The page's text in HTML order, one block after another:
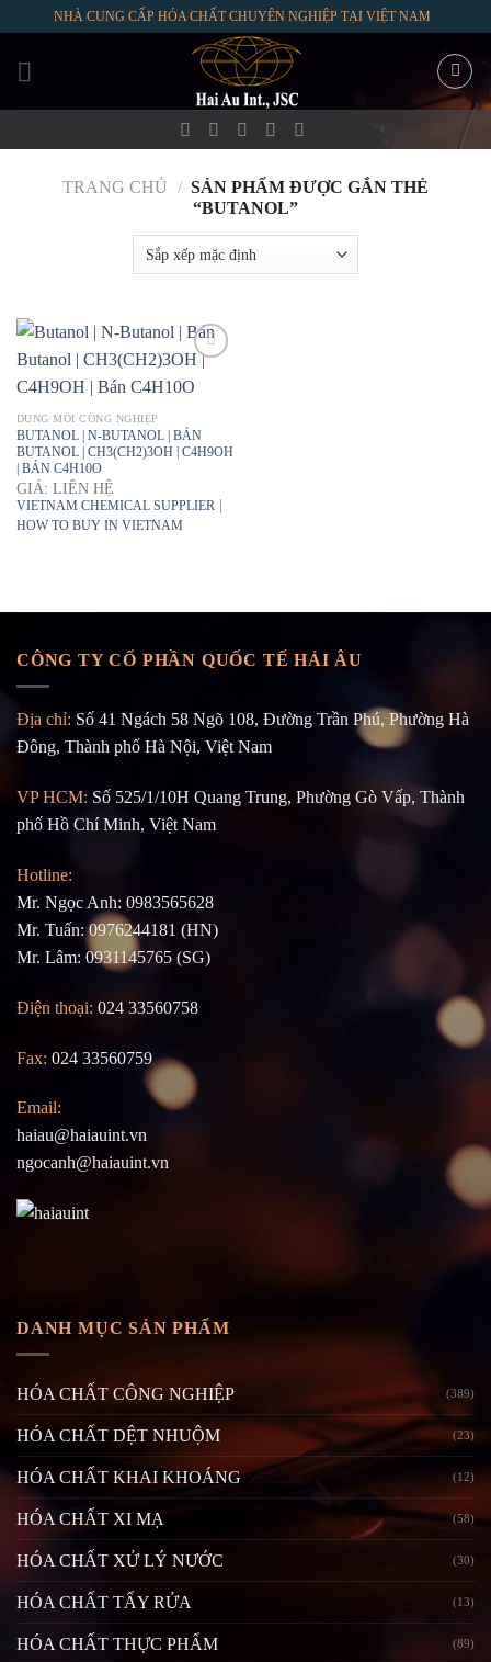
content
NHÀ CUNG CẤP HÓA CHẤT CHUYÊN NGHIỆP TẠI VIỆT NAM
TRANG CHỦ / SẢN PHẨM ĐƯỢC GẮN THẺ
“BUTANOL”
DUNG MÔI CÔNG NGHIỆP
BUTANOL | N-BUTANOL | BÁN
BUTANOL | CH3(CH2)3OH | C4H9OH
| BÁN C4H10O
GIÁ: LIÊN HỆ
VIETNAM CHEMICAL SUPPLIER|
HOW TO BUY IN VIETNAM
CÔNG TY CỔ PHẦN QUỐC TẾ HẢI ÂU
Địa chỉ: Số 41 Ngách 58 Ngõ 108, Đường Trần Phú, Phường Hà
Đông, Thành phố Hà Nội, Việt Nam
VP HCM: Số 525/1/10H Quang Trung, Phường Gò Vấp, Thành
phố Hồ Chí Minh, Việt Nam
Hotline:
Mr. Ngọc Anh: 0983565628
Mr. Tuấn: 0976244181 (HN)
Mr. Lâm: 0931145765 (SG)
Điện thoại: 024 33560758
Fax: 024 33560759
Email:
haiau@haiauint.vn
ngocanh@haiauint.vn
DANH MỤC SẢN PHẨM
HÓA CHẤT CÔNG NGHIỆP (389)
HÓA CHẤT DỆT NHUỘM (23)
HÓA CHẤT KHAI KHOÁNG (12)
HÓA CHẤT XI MẠ (58)
HÓA CHẤT XỬ LÝ NƯỚC (30)
HÓA CHẤT TẨY RỬA (13)
HÓA CHẤT THỰC PHẨM (89)